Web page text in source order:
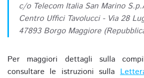
c/o Telecom Italia San Marino
Centro Uffici Tavolucci - Via 28
47893 Borgo Maggiore
Per maggiori dettagli sulla
consultare le istruzioni sulla